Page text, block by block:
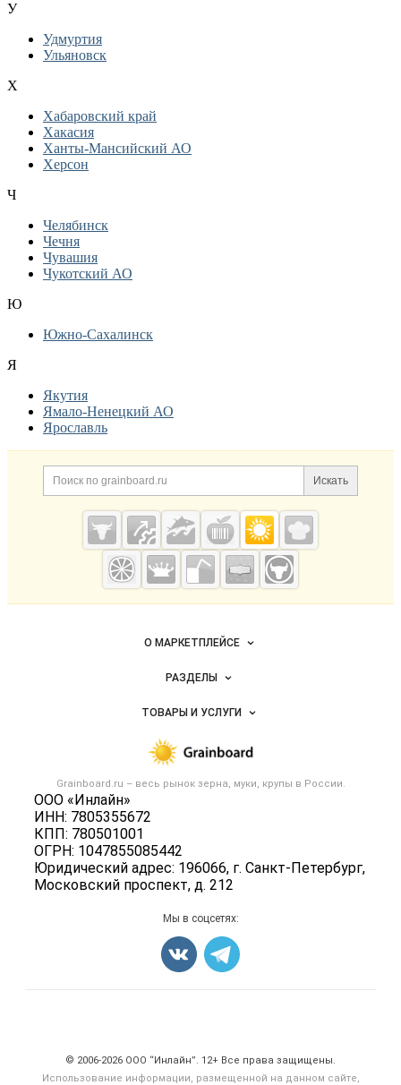
У
Удмуртия
Ульяновск
Х
Хабаровский край
Хакасия
Ханты-Мансийский АО
Херсон
Ч
Челябинск
Чечня
Чувашия
Чукотский АО
Ю
Южно-Сахалинск
Я
Якутия
Ямало-Ненецкий АО
Ярославль
Дополнительная информация
Поиск по сайту и
Искать
Cсылки на полезные проекты
Grainboard.ru
— зерно и
мука
Важные разделы и контакты
Grainboard.ru – весь рынок зерна, муки, крупы в России.
ООО «Инлайн»
ИНН: 7805355672
КПП: 780501001
ОГРН: 1047855085442
Юридический адрес: 196066, г. Санкт-Петербург,
Московский проспект, д. 212
Навигация по сайтуО МАРКЕТПЛЕЙСЕ
Новости Grainboard.ru
Размещение рекламы
Публичная оферта
Контактная информация
Политика обработки персональных данных
РАЗДЕЛЫ
Объявления
Новости рынка
ТОВАРЫ И УСЛУГИ
Мука
Оборудование
Прочее
Карта объявлений
Мы в соцсетях:
© 2006‑2026 ООО “Инлайн”. 12+ Все права защищены.
Использование информации, размещенной на данном сайте,